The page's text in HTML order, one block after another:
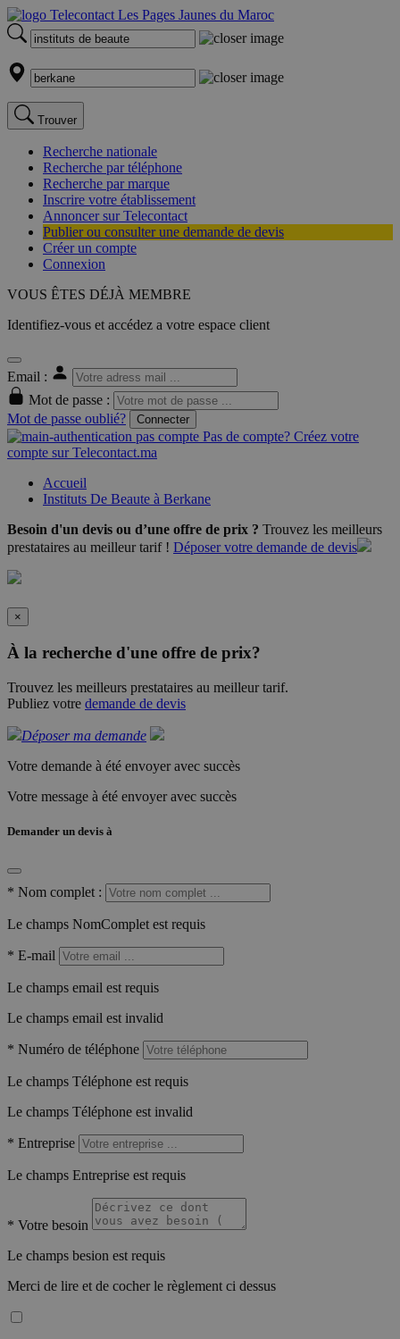
Trouver
Recherche nationale
Recherche par téléphone
Recherche par marque
Inscrire votre établissement
Annoncer sur Telecontact
Publier ou consulter une demande de devis
Créer un compte
Connexion
VOUS ÊTES DÉJÀ MEMBRE
Identifiez-vous et accédez a votre espace client
Email :
Mot de passe :
Mot de passe oublié?
Connecter
Pas de compte? Créez votre
compte sur Telecontact.ma
Accueil
Instituts De Beaute à Berkane
Besoin d'un devis ou d’une offre de prix ? Trouvez les meilleurs
prestataires au meilleur tarif ! Déposer votre demande de devis
×
À la recherche d'une offre de prix?
Trouvez les meilleurs prestataires au meilleur tarif.
Publiez votre demande de devis
Déposer ma demande
Votre demande à été envoyer avec succès
Votre message à été envoyer avec succès
Demander un devis à
* Nom complet :
Le champs NomComplet est requis
* E-mail
Le champs email est requis
Le champs email est invalid
* Numéro de téléphone
Le champs Téléphone est requis
Le champs Téléphone est invalid
* Entreprise
Le champs Entreprise est requis
* Votre besoin
Le champs besion est requis
Merci de lire et de cocher le règlement ci dessus